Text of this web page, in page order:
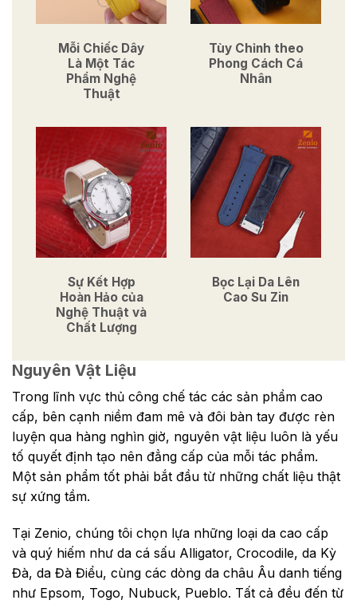
Mỗi Chiếc Dây
Là Một Tác
Phẩm Nghệ
Thuật
Tùy Chỉnh theo
Phong Cách Cá
Nhân
Sự Kết Hợp
Hoàn Hảo của
Nghệ Thuật và
Chất Lượng
Bọc Lại Da Lên
Cao Su Zin
Nguyên Vật Liệu
Trong lĩnh vực thủ công chế tác các sản phẩm cao
cấp, bên cạnh niềm đam mê và đôi bàn tay được rèn
luyện qua hàng nghìn giờ, nguyên vật liệu luôn là yếu
tố quyết định tạo nên đẳng cấp của mỗi tác phẩm.
Một sản phẩm tốt phải bắt đầu từ những chất liệu thật
sự xứng tầm.
Tại Zenio, chúng tôi chọn lựa những loại da cao cấp
và quý hiếm như da cá sấu Alligator, Crocodile, da Kỳ
Đà, da Đà Điểu, cùng các dòng da châu Âu danh tiếng
như Epsom, Togo, Nubuck, Pueblo. Tất cả đều đến từ